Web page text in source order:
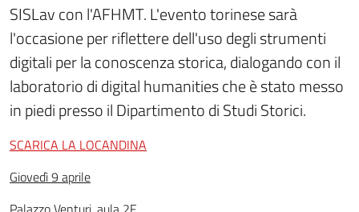
SISLav con l'AFHMT. L'evento torinese sarà
l'occasione per riflettere dell'uso degli strumenti
digitali per la conoscenza storica, dialogando con il
laboratorio di digital humanities che è stato messo
in piedi presso il Dipartimento di Studi Storici.
SCARICA LA LOCANDINA
Giovedì 9 aprile